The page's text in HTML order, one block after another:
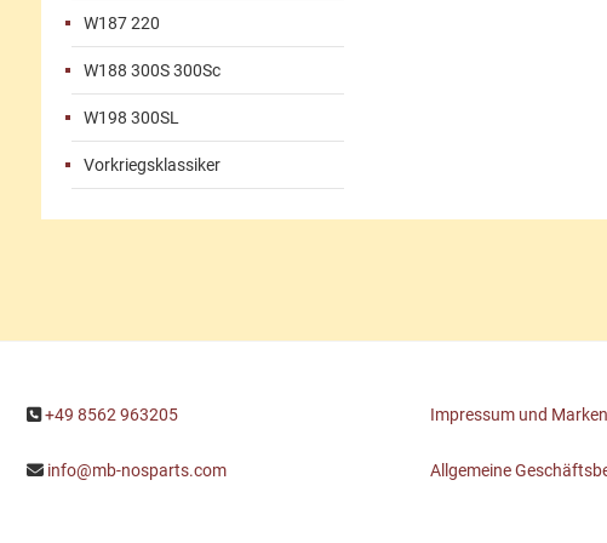
W187 220
W188 300S 300Sc
W198 300SL
Vorkriegsklassiker
+49 8562 963205
info@mb-nosparts.com
Impressum und
Allgemeine